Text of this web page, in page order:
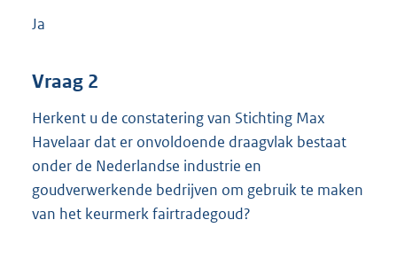
Ja
Vraag 2
Herkent u de constatering van Stichting Max
Havelaar dat er onvoldoende draagvlak bestaat
onder de Nederlandse industrie en
goudverwerkende bedrijven om gebruik te maken
van het keurmerk fairtradegoud?